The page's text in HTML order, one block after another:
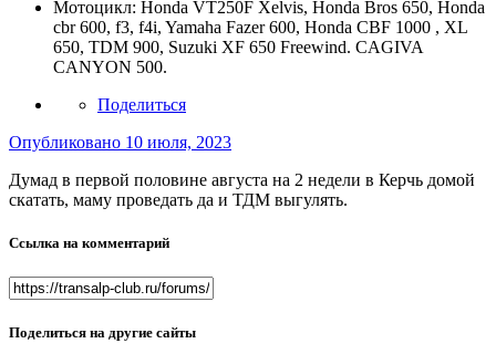
Мотоцикл: Honda VT250F Xelvis, Honda Bros 650, Honda
cbr 600, f3, f4i, Yamaha Fazer 600, Honda CBF 1000 , XL
650, TDM 900, Suzuki XF 650 Freewind. CAGIVA
CANYON 500.
Поделиться
Опубликовано 10 июля, 2023
Думад в первой половине августа на 2 недели в Керчь домой
скатать, маму проведать да и ТДМ выгулять.
Ссылка на комментарий
Поделиться на другие сайты